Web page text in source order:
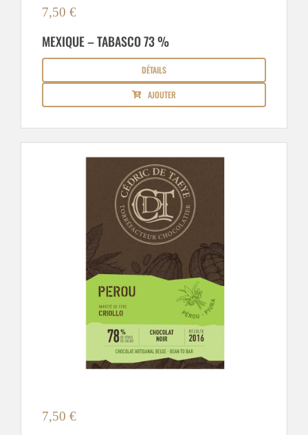
7,50 €
MEXIQUE – TABASCO 73 %
DÉTAILS
AJOUTER
7,50 €